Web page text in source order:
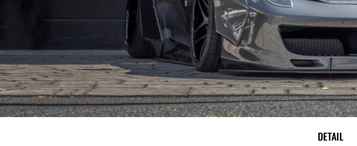
DETAIL